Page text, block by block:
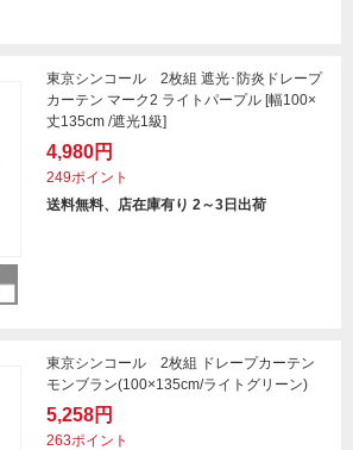
東京シンコール 2枚組 遮光･防炎ドレープ
カーテン マーク2 ライトパープル [幅100×
丈135cm /遮光1級]
4,980円
249ポイント
送料無料、店在庫有り 2～3日出荷
東京シンコール 2枚組 ドレープカーテン
モンブラン(100×135cm/ライトグリーン)
5,258円
263ポイント